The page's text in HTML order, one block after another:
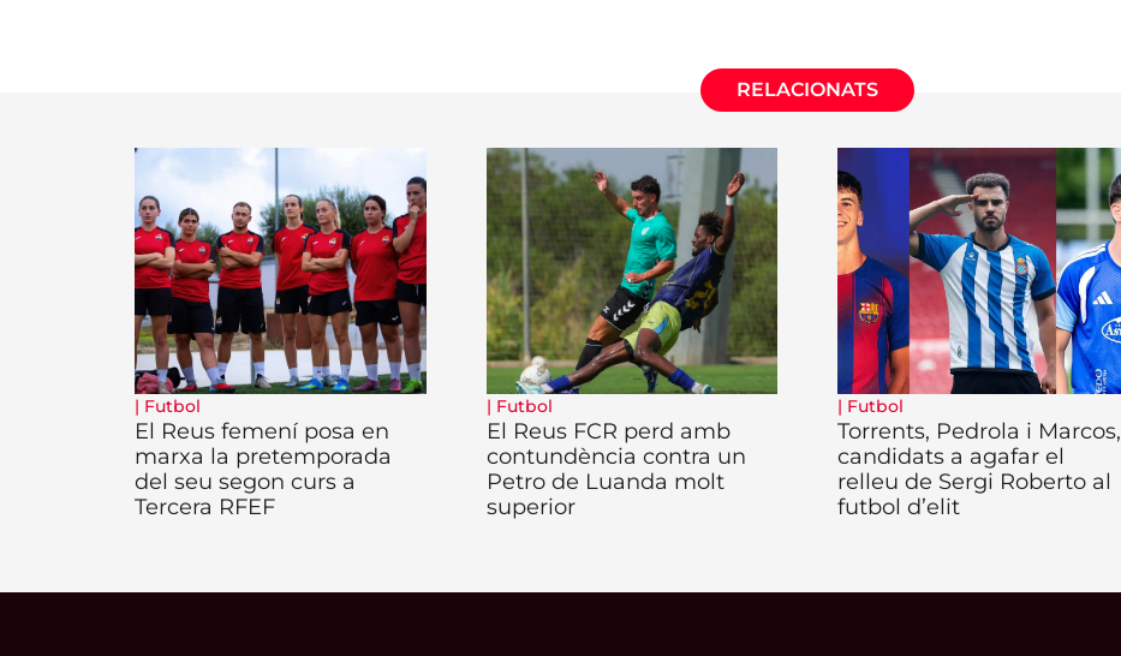
RELACIONATS
| Futbol
El Reus femení posa en
marxa la pretemporada
del seu segon curs a
Tercera RFEF
| Futbol
El Reus FCR perd amb
contundència contra un
Petro de Luanda molt
superior
| Futbol
Torrents, Pedrola i Marcos,
candidats a agafar el
relleu de Sergi Roberto al
futbol d’elit